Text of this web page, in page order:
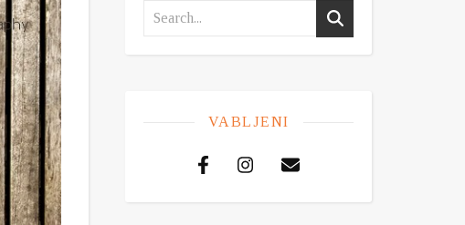
VABLJENI